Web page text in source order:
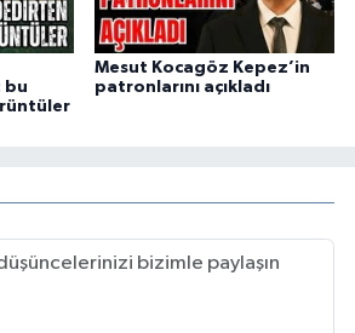
bu
Mesut Kocagöz Kepez’in
patronlarını açıkladı